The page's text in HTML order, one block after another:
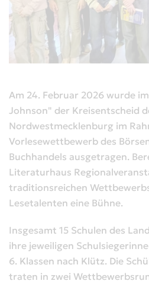
Am 24. Februar 2026 wurde
Johnson" der Kreisentscheid
Nordwestmecklenburg im
Vorlesewettbewerb des
Buchhandels ausgetragen.
Literaturhaus
traditionsreichen
Lesetalenten eine Bühne.
Insgesamt 15 Schulen des
ihre jeweiligen
6. Klassen nach Klütz. Die
traten in zwei